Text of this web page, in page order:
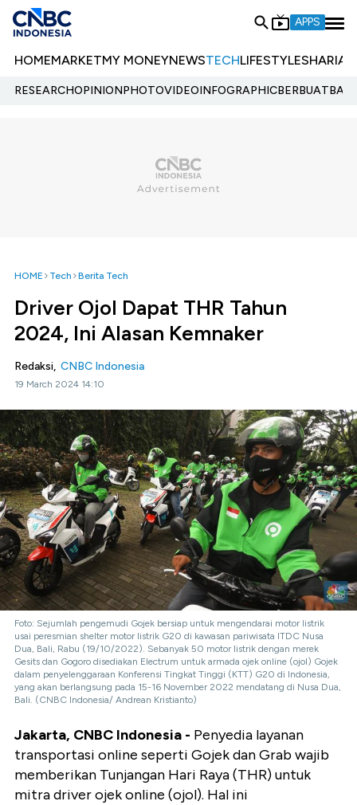
APPS
HOMEMARKETMY MONEYNEWSTECHLIFESTYLESHARIA
RESEARCHOPINIONPHOTOVIDEOINFOGRAPHIC
HOME Tech Berita Tech
Driver Ojol Dapat THR Tahun
2024, Ini Alasan Kemnaker
Redaksi, CNBC Indonesia
19 March 2024 14:10
Foto: Sejumlah pengemudi Gojek bersiap untuk mengendarai motor listrik
usai peresmian shelter motor listrik G20 di kawasan pariwisata ITDC Nusa
Dua, Bali, Rabu (19/10/2022). Sebanyak 50 motor listrik dengan merek
Gesits dan Gogoro disediakan Electrum untuk armada ojek online (ojol) Gojek
dalam penyelenggaraan Konferensi Tingkat Tinggi (KTT) G20 di Indonesia,
yang akan berlangsung pada 15-16 November 2022 mendatang di Nusa Dua,
Bali. (CNBC Indonesia/ Andrean Kristianto)
Jakarta, CNBC Indonesia - Penyedia layanan
transportasi online seperti Gojek dan Grab wajib
memberikan Tunjangan Hari Raya (THR) untuk
mitra driver ojek online (ojol). Hal ini